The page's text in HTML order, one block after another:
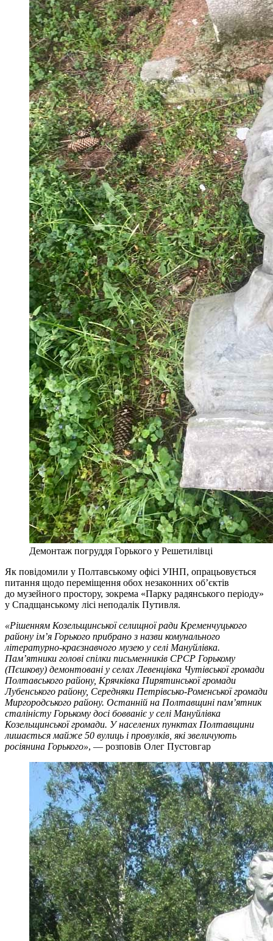
Демонтаж погруддя Горького у Решетилівці
Як повідомили у Полтавському офісі УІНП, опрацьовується
питання щодо переміщення обох незаконних об’єктів
до музейного простору, зокрема «Парку радянського періоду»
у Спадщанському лісі неподалік Путивля.
«Рішенням Козельщинської селищної ради Кременчуцького
району ім’я Горького прибрано з назви комунального
літературно-краєзнавчого музею у селі Мануйлівка.
Пам’ятники голові спілки письменників СРСР Горькому
(Пєшкову) демонтовані у селах Левенцівка Чутівської громади
Полтавського району, Крячківка Пирятинської громади
Лубенського району, Середняки Петрівсько-Роменської громади
Миргородського району. Останній на Полтавщині пам’ятник
сталіністу Горькому досі бовваніє у селі Мануйлівка
Козельщинської громади. У населених пунктах Полтавщини
лишається майже 50 вулиць і провулків, які звеличують
росіянина Горького», — розповів Олег Пустовгар